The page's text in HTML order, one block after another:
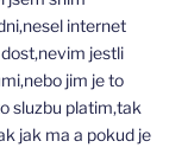
internet
jestli
jim je to
sluzbu platim,tak
jak ma a pokud je